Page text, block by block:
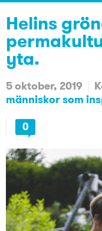
Helins
yta.
5 oktober, 2019
människor som
0